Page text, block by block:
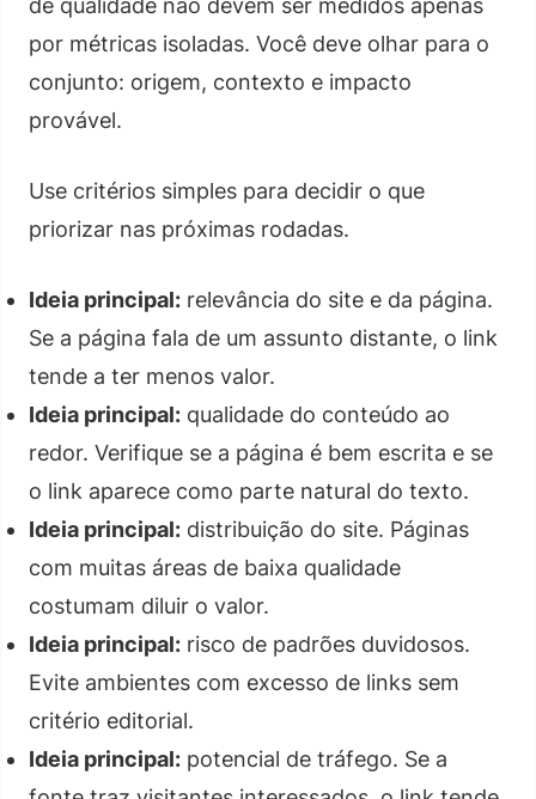
de qualidade não devem ser medidos apenas
por métricas isoladas. Você deve olhar para o
conjunto: origem, contexto e impacto
provável.
Use critérios simples para decidir o que
priorizar nas próximas rodadas.
Ideia principal: relevância do site e da página.
Se a página fala de um assunto distante, o link
tende a ter menos valor.
Ideia principal: qualidade do conteúdo ao
redor. Verifique se a página é bem escrita e se
o link aparece como parte natural do texto.
Ideia principal: distribuição do site. Páginas
com muitas áreas de baixa qualidade
costumam diluir o valor.
Ideia principal: risco de padrões duvidosos.
Evite ambientes com excesso de links sem
critério editorial.
Ideia principal: potencial de tráfego. Se a